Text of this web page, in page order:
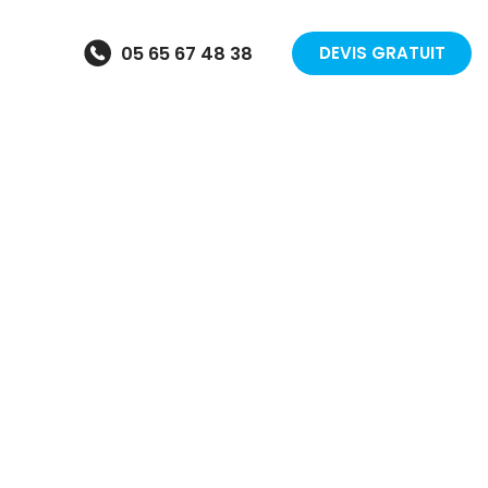
DEVIS GRATUIT
05 65 67 48 38